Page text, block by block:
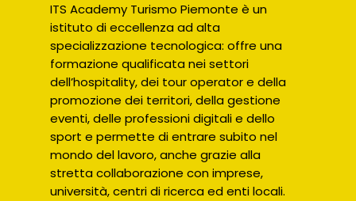
ITS Academy Turismo Piemonte è un
istituto di eccellenza ad alta
specializzazione tecnologica: offre una
formazione qualificata nei settori
dell’hospitality, dei tour operator e della
promozione dei territori, della gestione
eventi, delle professioni digitali e dello
sport e permette di entrare subito nel
mondo del lavoro, anche grazie alla
stretta collaborazione con imprese,
università, centri di ricerca ed enti locali.